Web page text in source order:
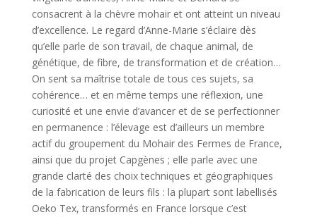
consacrent à la chèvre mohair et ont atteint un niveau
d’excellence. Le regard d’Anne-Marie s’éclaire dès
qu’elle parle de son travail, de chaque animal, de
génétique, de fibre, de transformation et de création…
On sent sa maîtrise totale de tous ces sujets, sa
cohérence… et en même temps une réflexion, une
curiosité et une envie d’avancer et de se perfectionner
en permanence : l’élevage est d’ailleurs un membre
actif du groupement du Mohair des Fermes de France,
ainsi que du projet Capgènes ; elle parle avec une
grande clarté des choix techniques et géographiques
de la fabrication de leurs fils : la plupart sont labellisés
Oeko Tex, transformés en France lorsque c’est